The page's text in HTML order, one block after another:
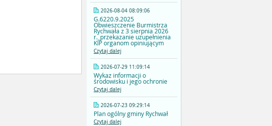
2026-08-04 08:09:06
G.6220.9.2025
Obwieszczenie Burmistrza
Rychwała z 3 sierpnia 2026
r._przekazanie uzupełnienia
KIP organom opiniującym
Czytaj dalej
2026-07-29 11:09:14
Wykaz informacji o
środowisku i jego ochronie
Czytaj dalej
2026-07-23 09:29:14
Plan ogólny gminy Rychwał
Czytaj dalej